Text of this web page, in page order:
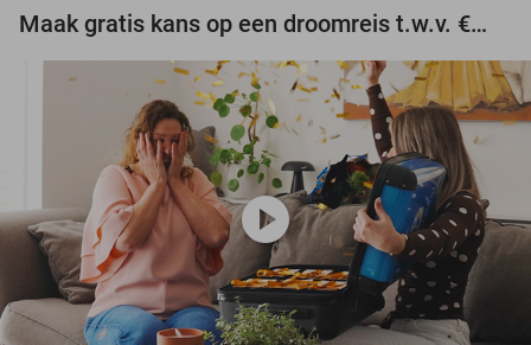
Maak gratis kans op een droomreis t.w.v. €3.000!
play_circle